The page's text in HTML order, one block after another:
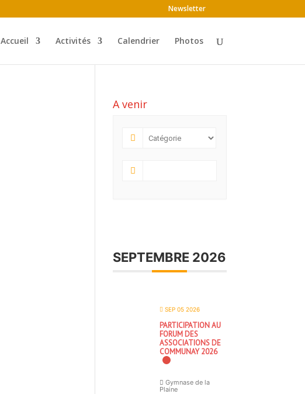
Newsletter
Accueil Activités Calendrier Photos
A venir
SEPTEMBRE 2026
SEP 05 2026
PARTICIPATION AU
FORUM DES
ASSOCIATIONS DE
COMMUNAY 2026
Gymnase de la
Plaine